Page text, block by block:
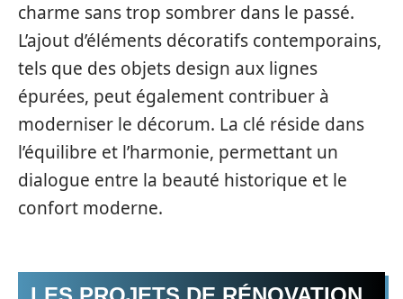
charme sans trop sombrer dans le passé.
L’ajout d’éléments décoratifs contemporains,
tels que des objets design aux lignes
épurées, peut également contribuer à
moderniser le décorum. La clé réside dans
l’équilibre et l’harmonie, permettant un
dialogue entre la beauté historique et le
confort moderne.